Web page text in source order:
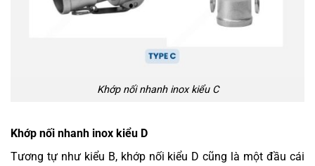
Khớp nối nhanh inox kiểu C
Khớp nối nhanh inox kiểu D
Tương tự như kiểu B, khớp nối kiểu D cũng là một đầu cái